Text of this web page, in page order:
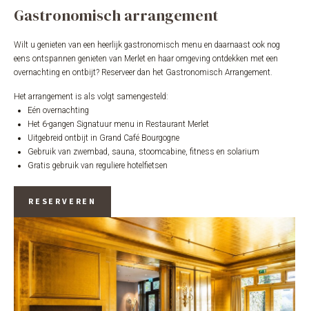
Gastronomisch arrangement
Wilt u genieten van een heerlijk gastronomisch menu en daarnaast ook nog
eens ontspannen genieten van Merlet en haar omgeving ontdekken met een
overnachting en ontbijt? Reserveer dan het Gastronomisch Arrangement.
Het arrangement is als volgt samengesteld:
Eén overnachting
Het 6-gangen Signatuur menu in Restaurant Merlet
Uitgebreid ontbijt in Grand Café Bourgogne
Gebruik van zwembad, sauna, stoomcabine, fitness en solarium
Gratis gebruik van reguliere hotelfietsen
RESERVEREN